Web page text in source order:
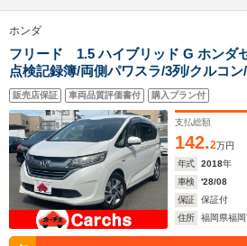
ホンダ
フリード 1.5 ハイブリッド G ホンダ
点検記録簿/両側パワスラ/3列/クルコ
減/Bカメ/ドラレコ/ETC/LED
販売店保証 車両品質評価書付 購入プラン付
支払総額
142.2万円
年式
2018年
車検
'28/08
保証
保証付
住所
福岡県福